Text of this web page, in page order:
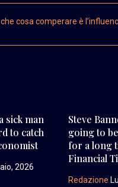
cosa comperare è
sick man
to catch
2026
Steve
going to
for a long
Financial
Redazione